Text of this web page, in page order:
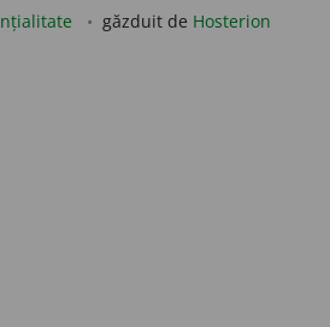
găzduit de Hosterion